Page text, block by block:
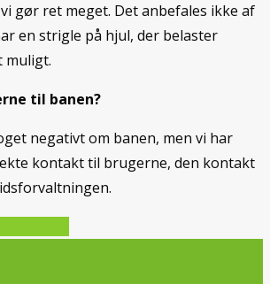
gør ret meget. Det anbefales ikke af
en strigle på hjul, der belaster
muligt.
til banen?
negativt om banen, men vi har
kontakt til brugerne, den kontakt